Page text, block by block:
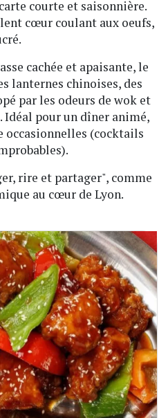
courte et saisonnière.
cœur coulant aux oeufs,
cachée et apaisante, le
lanternes chinoises, des
par les odeurs de wok et
pour un dîner animé,
occasionnelles (cocktails
rire et partager", comme
au cœur de Lyon.